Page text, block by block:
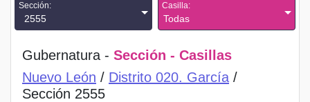
Sección:
2555
Casilla:
Todas
Gubernatura - Sección - Casillas
Nuevo León / Distrito 020. García /
Sección 2555